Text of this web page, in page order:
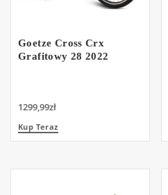
Goetze Cross Crx
Grafitowy 28 2022
1299,99zł
Kup Teraz